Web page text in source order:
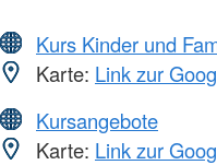
Kurs Kinder und
Karte: Link zur
Kursangebote
Karte: Link zur